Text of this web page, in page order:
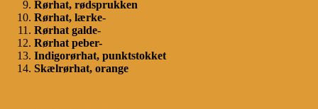
Rørhat, rødsprukken
Rørhat, lærke-
Rørhat galde-
Rørhat peber-
Indigorørhat, punktstokket
Skælrørhat, orange